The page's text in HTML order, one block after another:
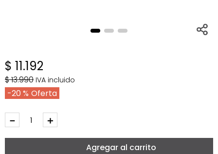
$ 11.192
$13.990 IVA incluido
20 %
＋
－
Agregar al carrito